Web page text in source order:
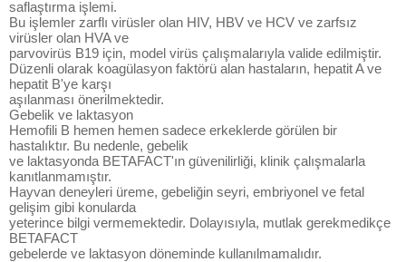
saflaştırma işlemi.
Bu işlemler zarflı virüsler olan HIV, HBV ve HCV ve zarfsız
virüsler olan HVA ve
parvovirüs B19 için, model virüs çalışmalarıyla valide edilmiştir.
Düzenli olarak koagülasyon faktörü alan hastaların, hepatit A ve
hepatit B'ye karşı
aşılanması önerilmektedir.
Gebelik ve laktasyon
Hemofili B hemen hemen sadece erkeklerde görülen bir
hastalıktır. Bu nedenle, gebelik
ve laktasyonda BETAFACT'ın güvenilirliği, klinik çalışmalarla
kanıtlanmamıştır.
Hayvan deneyleri üreme, gebeliğin seyri, embriyonel ve fetal
gelişim gibi konularda
yeterince bilgi vermemektedir. Dolayısıyla, mutlak gerekmedikçe
BETAFACT
gebelerde ve laktasyon döneminde kullanılmamalıdır.